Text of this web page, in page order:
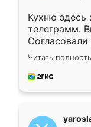
Кухню здесь
телеграмм.
недели
довольны
мебель за
Читать